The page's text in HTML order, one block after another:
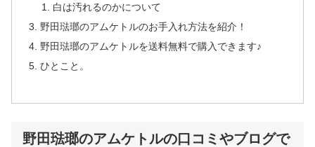
白は汚れるのかについて
野田琺瑯のアムケトルのお手入れ方法を紹介！
野田琺瑯のアムケトルを送料無料で購入できます♪
ひとこと。
野田琺瑯のアムケトルの口コミやブログで